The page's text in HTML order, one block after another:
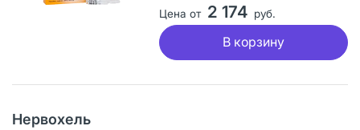
Цена от 2 174 руб.
В корзину
Нервохель